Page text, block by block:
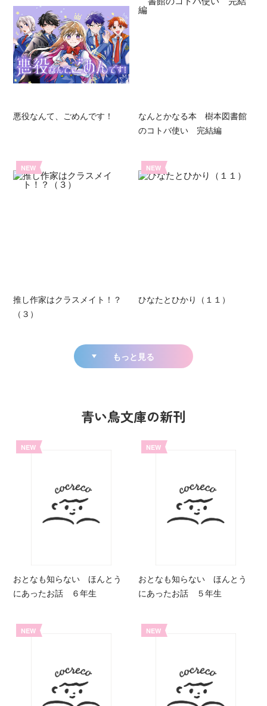
悪役なんて、ごめんです！
なんとかなる本 樹本図書館
のコトバ使い 完結編
NEW
推し作家はクラスメイト！？
（３）
NEW
ひなたとひかり（１１）
もっと見る
青い鳥文庫の新刊
NEW
おとなも知らない ほんとう
にあったお話 ６年生
NEW
おとなも知らない ほんとう
にあったお話 ５年生
NEW NEW